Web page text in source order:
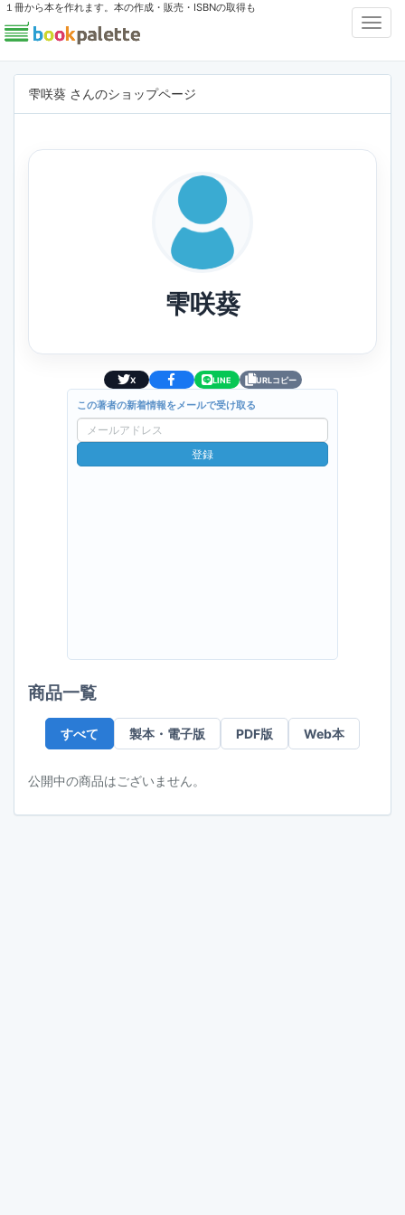
１冊から本を作れます。本の作成・販売・ISBNの取得も
雫咲葵 さんのショップページ
雫咲葵
X LINE URLコピー
この著者の新着情報をメールで受け取る
ー
ル
登録
商品一覧
すべて 製本・電子版 PDF版 Web本
公開中の商品はございません。